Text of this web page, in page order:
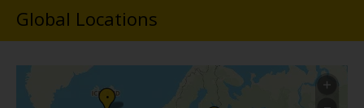
Global Locations
•